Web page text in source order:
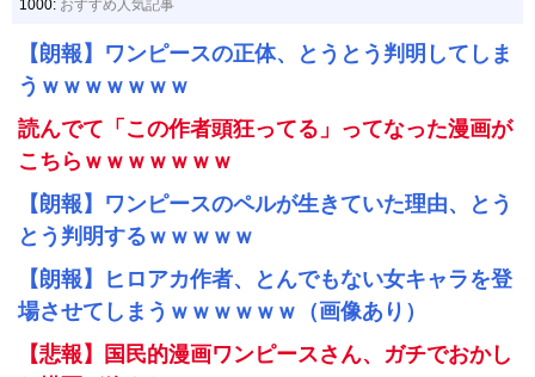
1000: おすすめ人気記事
【朗報】ワンピースの正体、とうとう判明してしま
うｗｗｗｗｗｗｗ
読んでて「この作者頭狂ってる」ってなった漫画が
こちらｗｗｗｗｗｗｗ
【朗報】ワンピースのペルが生きていた理由、とう
とう判明するｗｗｗｗｗ
【朗報】ヒロアカ作者、とんでもない女キャラを登
場させてしまうｗｗｗｗｗｗ（画像あり）
【悲報】国民的漫画ワンピースさん、ガチでおかし